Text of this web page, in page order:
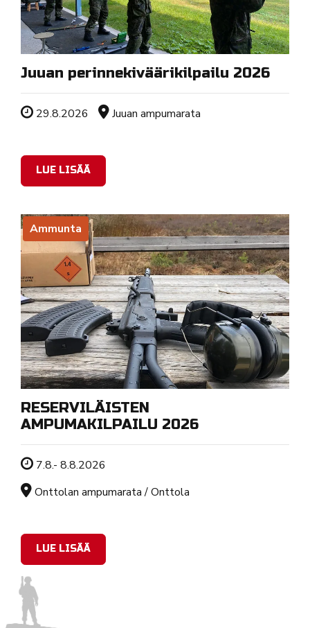
Juuan perinnekiväärikilpailu 2026
Tapahtuman ajankohta
29.8.2026 Sijainti
Juuan ampumarata
LUE LISÄÄ
Ammunta
RESERVILÄISTEN
AMPUMAKILPAILU 2026
Tapahtuman ajankohta
7.8.- 8.8.2026
Sijainti
Onttolan ampumarata / Onttola
LUE LISÄÄ